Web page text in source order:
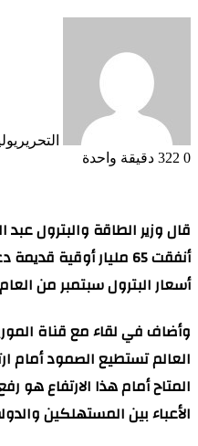
التحرير يوليو
0
دقيقة واحدة
قال وزير الطاقة والبترول
أنفقت 65 مليار أوقية
أسعار البترول سبتمبر من
وأضاف في لقاء مع قناة
العالم تستطيع الصمود أمام
المتاح أمام هذا الارتفاع هو
الأعباء بين المستهلكين